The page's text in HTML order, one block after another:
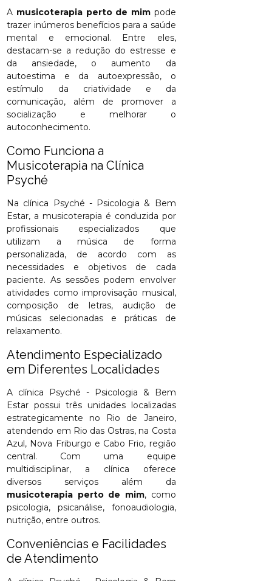
A musicoterapia perto de mimpode
trazer inúmeros benefícios para a saúde
mental e emocional. Entre eles,
destacam-se a redução do estresse e
da ansiedade, o aumento da
autoestima e da autoexpressão, o
estímulo da criatividade e da
comunicação, além de promover a
socialização e melhorar o
autoconhecimento.
Como Funciona a
Musicoterapia na Clínica
Psyché
Na clínica Psyché - Psicologia & Bem
Estar, a musicoterapia é conduzida por
profissionais especializados que
utilizam a música de forma
personalizada, de acordo com as
necessidades e objetivos de cada
paciente. As sessões podem envolver
atividades como improvisação musical,
composição de letras, audição de
músicas selecionadas e práticas de
relaxamento.
Atendimento Especializado
em Diferentes Localidades
A clínica Psyché - Psicologia & Bem
Estar possui três unidades localizadas
estrategicamente no Rio de Janeiro,
atendendo em Rio das Ostras, na Costa
Azul, Nova Friburgo e Cabo Frio, região
central. Com uma equipe
multidisciplinar, a clínica oferece
diversos serviços além da
musicoterapia perto de mim, como
psicologia, psicanálise, fonoaudiologia,
nutrição, entre outros.
Conveniências e Facilidades
de Atendimento